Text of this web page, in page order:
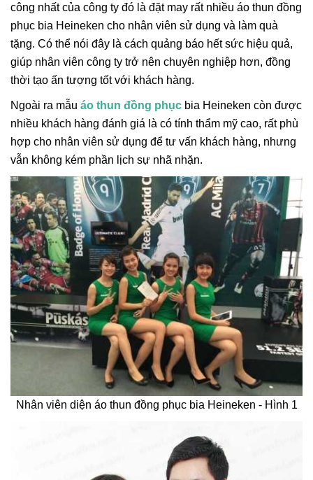
công nhất của công ty đó là đặt may rất nhiều áo thun đồng
phục bia Heineken cho nhân viên sử dụng và làm quà
tặng. Có thể nói đây là cách quảng báo hết sức hiệu quả,
giúp nhân viên công ty trở nên chuyên nghiệp hơn, đồng
thời tạo ấn tượng tốt với khách hàng.
Ngoài ra mẫu áo thun đồng phục bia Heineken còn được
nhiều khách hàng đánh giá là có tính thẩm mỹ cao, rất phù
hợp cho nhân viên sử dụng để tư vấn khách hàng, nhưng
vẫn không kém phần lịch sự nhã nhặn.
Nhân viên diện áo thun đồng phục bia Heineken - Hình 1